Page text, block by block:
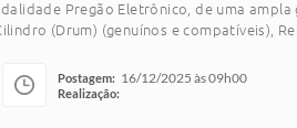
Pregão Eletrônico, de uma
(Drum) (genuínos e compatíveis),
Postagem: 16/12/2025 às 09h00
Realização: